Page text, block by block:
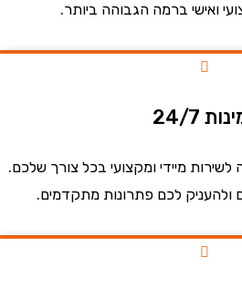
ברמה הגבוהה ביותר.
7
מיידי ומקצועי בכל צורך שלכם.
לכם פתרונות מתקדמים.